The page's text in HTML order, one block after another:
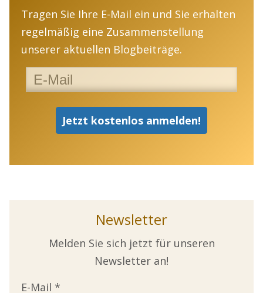
Tragen Sie Ihre E-Mail ein und Sie erhalten
regelmäßig eine Zusammenstellung
unserer aktuellen Blogbeiträge.
Newsletter
Melden Sie sich jetzt für unseren
Newsletter an!